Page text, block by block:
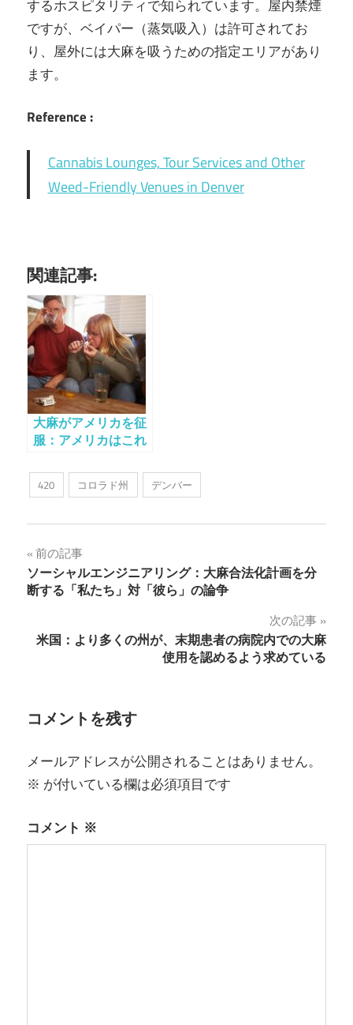
するホスピタリティで知られています。屋内禁煙
ですが、ベイパー（蒸気吸入）は許可されてお
り、屋外には大麻を吸うための指定エリアがあり
ます。
Reference :
Cannabis Lounges, Tour Services and Other
Weed-Friendly Venues in Denver
関連記事:
大麻がアメリカを征
服：アメリカはこれ
420 コロラド州 デンバー
投
稿
ビ
ー
ョ
前の記事
ソーシャルエンジニアリング：大麻合法化計画を分
断する「私たち」対「彼ら」の論争
次の記事
米国：より多くの州が、末期患者の病院内での大麻
使用を認めるよう求めている
コメントを残す
メールアドレスが公開されることはありません。
※ が付いている欄は必須項目です
コメント ※